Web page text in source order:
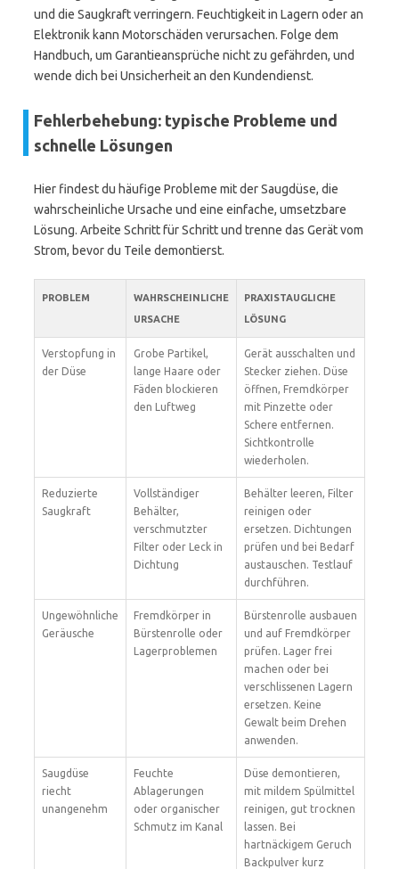
und die Saugkraft verringern. Feuchtigkeit in Lagern oder an
Elektronik kann Motorschäden verursachen. Folge dem
Handbuch, um Garantieansprüche nicht zu gefährden, und
wende dich bei Unsicherheit an den Kundendienst.
Fehlerbehebung: typische Probleme und
schnelle Lösungen
Hier findest du häufige Probleme mit der Saugdüse, die
wahrscheinliche Ursache und eine einfache, umsetzbare
Lösung. Arbeite Schritt für Schritt und trenne das Gerät vom
Strom, bevor du Teile demontierst.
PROBLEM
WAHRSCHEINLICHE
URSACHE
PRAXISTAUGLICHE
LÖSUNG
Verstopfung in
der Düse
Grobe Partikel,
lange Haare oder
Fäden blockieren
den Luftweg
Gerät ausschalten und
Stecker ziehen. Düse
öffnen, Fremdkörper
mit Pinzette oder
Schere entfernen.
Sichtkontrolle
wiederholen.
Reduzierte
Saugkraft
Vollständiger
Behälter,
verschmutzter
Filter oder Leck in
Dichtung
Behälter leeren, Filter
reinigen oder
ersetzen. Dichtungen
prüfen und bei Bedarf
austauschen. Testlauf
durchführen.
Ungewöhnliche
Geräusche
Fremdkörper in
Bürstenrolle oder
Lagerproblemen
Bürstenrolle ausbauen
und auf Fremdkörper
prüfen. Lager frei
machen oder bei
verschlissenen Lagern
ersetzen. Keine
Gewalt beim Drehen
anwenden.
Saugdüse
riecht
unangenehm
Feuchte
Ablagerungen
oder organischer
Schmutz im Kanal
Düse demontieren,
mit mildem Spülmittel
reinigen, gut trocknen
lassen. Bei
hartnäckigem Geruch
Backpulver kurz